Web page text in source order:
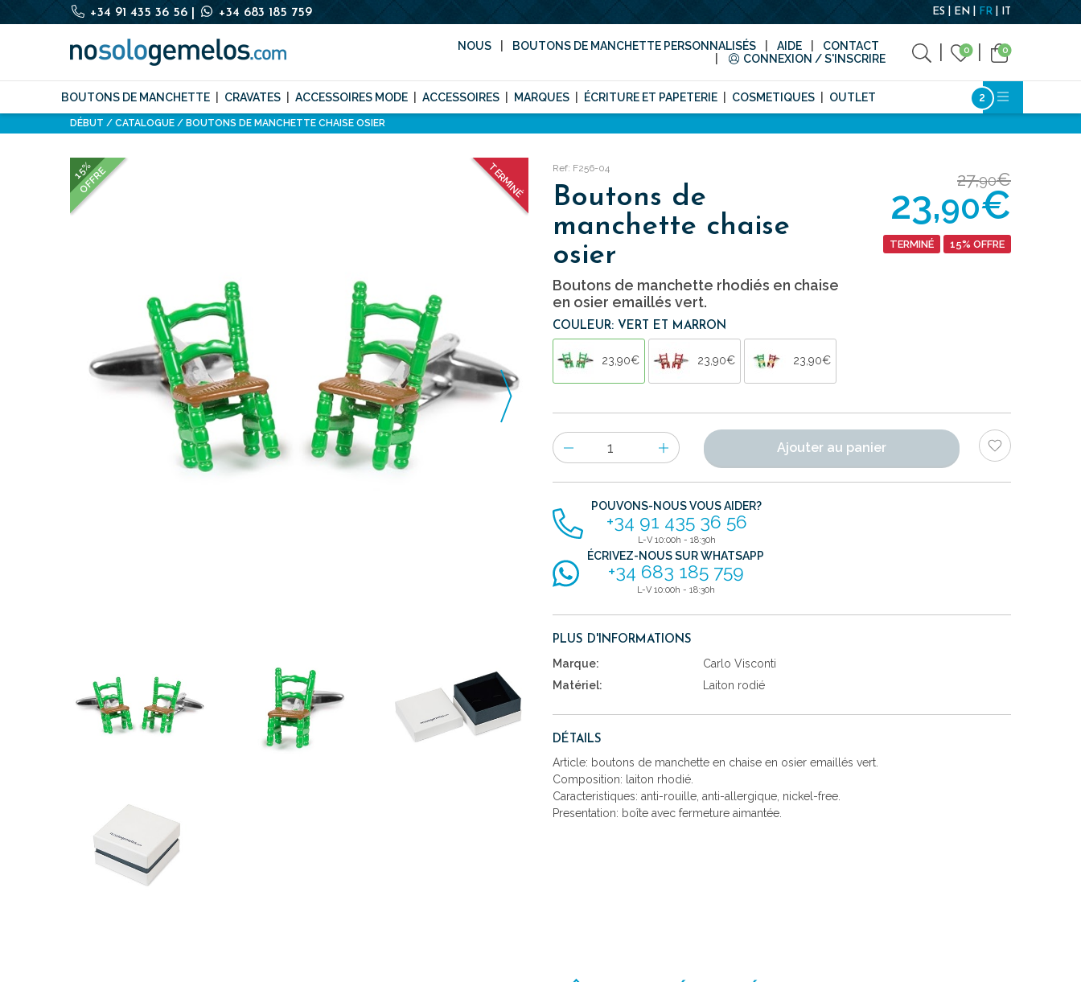
+34 91 435 36 56 +34 683 185 759 ES EN FR IT
NOUS BOUTONS DE MANCHETTE PERSONNALISÉS AIDE
CONTACT
CONNEXION / S'INSCRIRE
0 0
BOUTONS DE MANCHETTE CRAVATES ACCESSOIRES MODE ACCESSOIRES MARQUES ÉCRITURE ET PAPETERIE COSMETIQUES OUTLET
DÉBUT CATALOGUE BOUTONS DE MANCHETTE CHAISE OSIER
TERMINÉ
15%
OFFRE Ref: F256-04
Boutons de
manchette chaise
osier
Boutons de manchette rhodiés en chaise
en osier emaillés vert.
27,90€
23,90€
TERMINÉ 15% OFFRE
COULEUR: VERT ET MARRON
23,90€ 23,90€ 23,90€
Nombre
d'items
Ajouter au panier
POUVONS-NOUS VOUS AIDER?
+34 91 435 36 56
L-V 10:00h - 18:30h
ÉCRIVEZ-NOUS SUR WHATSAPP
+34 683 185 759
L-V 10:00h - 18:30h
PLUS D'INFORMATIONS
Marque:
Carlo Visconti
Matériel:
Laiton rodié
DÉTAILS
Article: boutons de manchette en chaise en osier emaillés vert.
Composition: laiton rhodié.
Caracteristiques: anti-rouille, anti-allergique, nickel-free.
Presentation: boîte avec fermeture aimantée.